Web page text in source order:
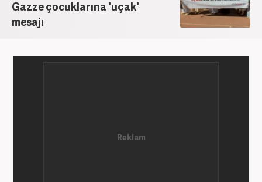
Gazze çocuklarına 'uçak'
mesajı